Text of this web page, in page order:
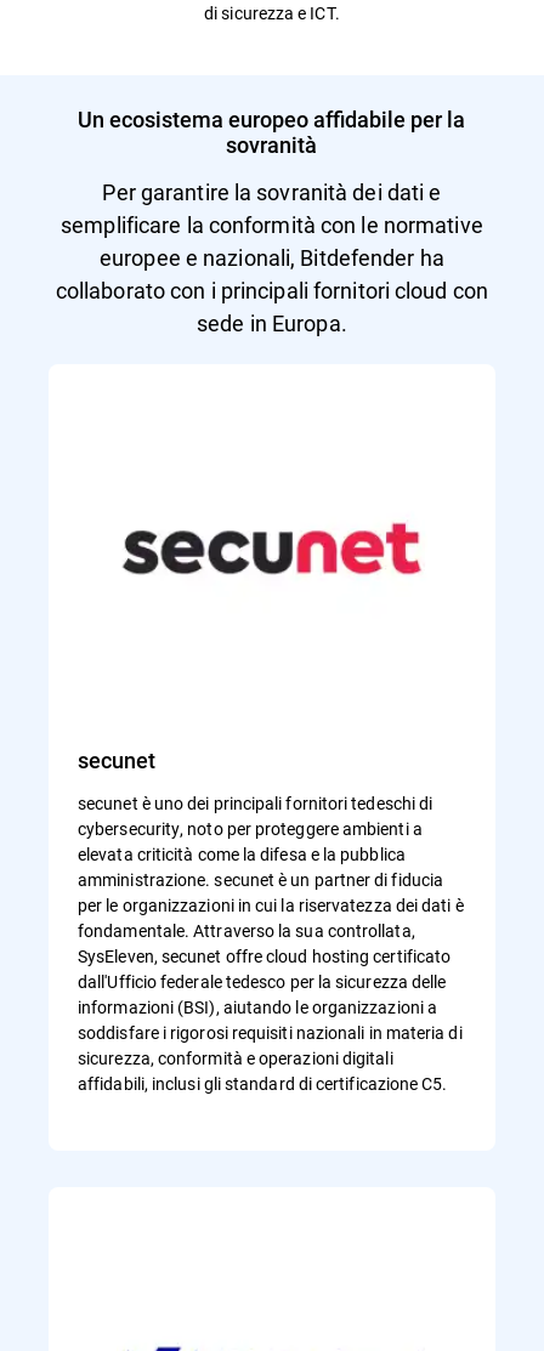
di sicurezza e ICT.
Un ecosistema europeo affidabile per la
sovranità
Per garantire la sovranità dei dati e
semplificare la conformità con le normative
europee e nazionali, Bitdefender ha
collaborato con i principali fornitori cloud con
sede in Europa.
secunet
secunet è uno dei principali fornitori tedeschi di
cybersecurity, noto per proteggere ambienti a
elevata criticità come la difesa e la pubblica
amministrazione. secunet è un partner di fiducia
per le organizzazioni in cui la riservatezza dei dati è
fondamentale. Attraverso la sua controllata,
SysEleven, secunet offre cloud hosting certificato
dall'Ufficio federale tedesco per la sicurezza delle
informazioni (BSI), aiutando le organizzazioni a
soddisfare i rigorosi requisiti nazionali in materia di
sicurezza, conformità e operazioni digitali
affidabili, inclusi gli standard di certificazione C5.